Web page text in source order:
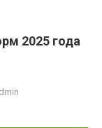
2025 года